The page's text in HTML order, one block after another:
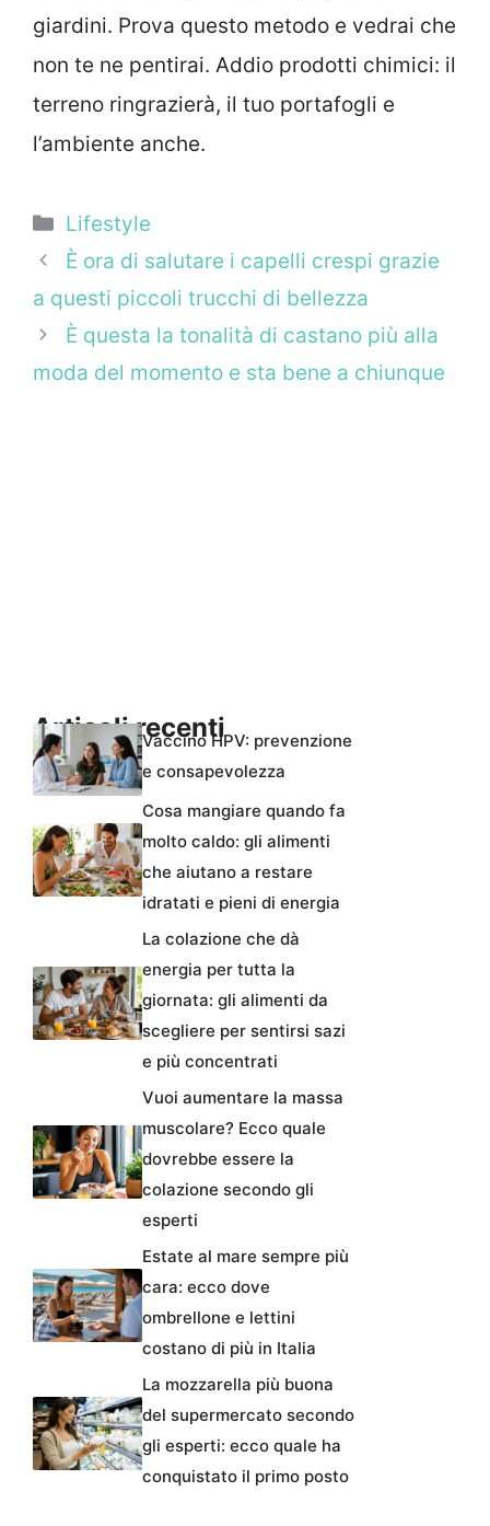
giardini. Prova questo metodo e vedrai che
non te ne pentirai. Addio prodotti chimici: il
terreno ringrazierà, il tuo portafogli e
l’ambiente anche.
Categorie
Lifestyle
È ora di salutare i capelli crespi grazie
a questi piccoli trucchi di bellezza
È questa la tonalità di castano più alla
moda del momento e sta bene a chiunque
Articoli recentiVaccino HPV: prevenzione
e consapevolezza
Cosa mangiare quando fa
molto caldo: gli alimenti
che aiutano a restare
idratati e pieni di energia
La colazione che dà
energia per tutta la
giornata: gli alimenti da
scegliere per sentirsi sazi
e più concentrati
Vuoi aumentare la massa
muscolare? Ecco quale
dovrebbe essere la
colazione secondo gli
esperti
Estate al mare sempre più
cara: ecco dove
ombrellone e lettini
costano di più in Italia
La mozzarella più buona
del supermercato secondo
gli esperti: ecco quale ha
conquistato il primo posto